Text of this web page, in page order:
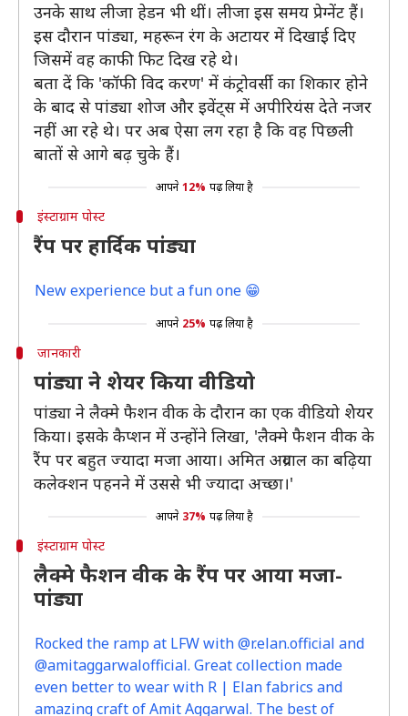
उनके साथ लीजा हेडन भी थीं। लीजा इस समय प्रेग्नेंट हैं।
इस दौरान पांड्या, महरून रंग के अटायर में दिखाई दिए
जिसमें वह काफी फिट दिख रहे थे।
बता दें कि 'कॉफी विद करण' में कंट्रोवर्सी का शिकार होने
के बाद से पांड्या शोज और इवेंट्स में अपीरियंस देते नजर
नहीं आ रहे थे। पर अब ऐसा लग रहा है कि वह पिछली
बातों से आगे बढ़ चुके हैं।
आपने 12% पढ़ लिया है
इंस्टाग्राम पोस्ट
रैंप पर हार्दिक पांड्या
New experience but a fun one 😁
आपने 25% पढ़ लिया है
जानकारी
पांड्या ने शेयर किया वीडियो
पांड्या ने लैक्मे फैशन वीक के दौरान का एक वीडियो शेेयर
किया। इसके कैप्शन में उन्होंने लिखा, 'लैक्मे फैशन वीक के
रैंप पर बहुत ज्यादा मजा आया। अमित अग्रवाल का बढ़िया
कलेक्शन पहनने में उससे भी ज्यादा अच्छा।'
आपने 37% पढ़ लिया है
इंस्टाग्राम पोस्ट
लैक्मे फैशन वीक के रैंप पर आया मजा-
पांड्या
Rocked the ramp at LFW with @r.elan.official and
@amitaggarwalofficial. Great collection made
even better to wear with R | Elan fabrics and
amazing craft of Amit Aggarwal. The best of